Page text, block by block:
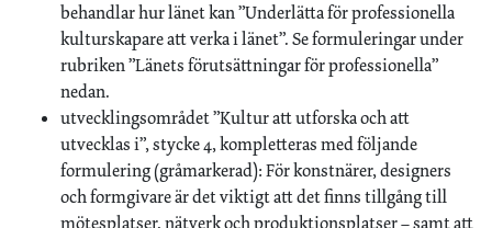
behandlar hur länet kan ”Underlätta för professionella
kulturskapare att verka i länet”. Se formuleringar under
rubriken ”Länets förutsättningar för professionella”
nedan.
utvecklingsområdet ”Kultur att utforska och att
utvecklas i”, stycke 4, kompletteras med följande
formulering (gråmarkerad): För konstnärer, designers
och formgivare är det viktigt att det finns tillgång till
mötesplatser, nätverk och produktionsplatser – samt att